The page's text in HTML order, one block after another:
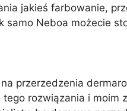
jakieś farbowanie,
samo Neboa możecie
przerzedzenia
rozwiązania i